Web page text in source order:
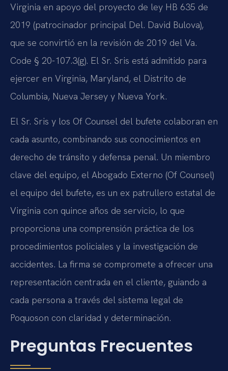
Virginia en apoyo del proyecto de ley HB 635 de
2019 (patrocinador principal Del. David Bulova),
que se convirtió en la revisión de 2019 del Va.
Code § 20-107.3(g). El Sr. Sris está admitido para
ejercer en Virginia, Maryland, el Distrito de
Columbia, Nueva Jersey y Nueva York.
El Sr. Sris y los Of Counsel del bufete colaboran en
cada asunto, combinando sus conocimientos en
derecho de tránsito y defensa penal. Un miembro
clave del equipo, el Abogado Externo (Of Counsel)
el equipo del bufete, es un ex patrullero estatal de
Virginia con quince años de servicio, lo que
proporciona una comprensión práctica de los
procedimientos policiales y la investigación de
accidentes. La firma se compromete a ofrecer una
representación centrada en el cliente, guiando a
cada persona a través del sistema legal de
Poquoson con claridad y determinación.
Preguntas Frecuentes